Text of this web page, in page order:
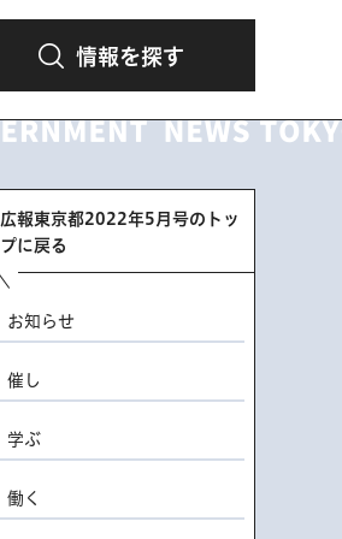
情報を探す
広報東京都2022年5月号のトッ
プに戻る
お知らせ
催し
学ぶ
働く